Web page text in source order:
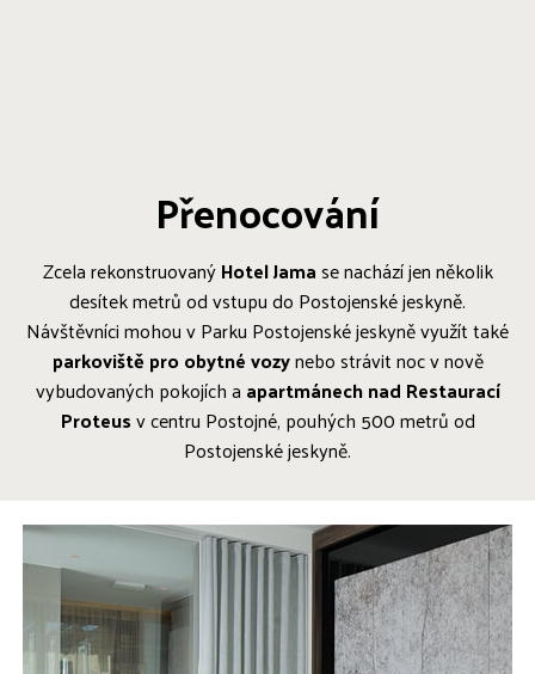
Přenocování
Zcela rekonstruovanýHotel Jamase nachází jen několik
desítek metrů od vstupu do Postojenské jeskyně.
Návštěvníci mohou v Parku Postojenské jeskyně využít také
parkoviště pro obytné vozynebo strávit noc v nově
vybudovaných pokojích a apartmánech nad Restaurací
Proteusv centru Postojné, pouhých 500 metrů od
Postojenské jeskyně.